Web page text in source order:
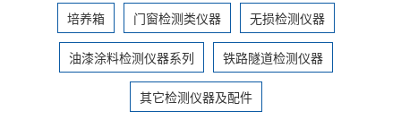
培养箱 门窗检测类仪器 无损检测仪器
油漆涂料检测仪器系列 铁路隧道检测仪器
其它检测仪器及配件